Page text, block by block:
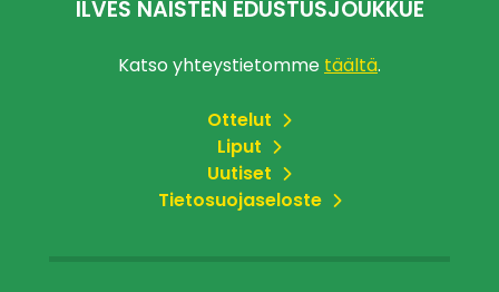
ILVES NAISTEN EDUSTUSJOUKKUE
Katso yhteystietomme täältä.
Ottelut
Liput
Uutiset
Tietosuojaseloste